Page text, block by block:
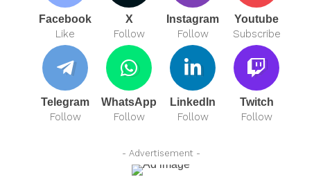
Facebook
Like
X
Follow
Instagram
Follow
Youtube
Subscribe
Telegram
Follow
WhatsApp
Follow
LinkedIn
Follow
Twitch
Follow
- Advertisement -